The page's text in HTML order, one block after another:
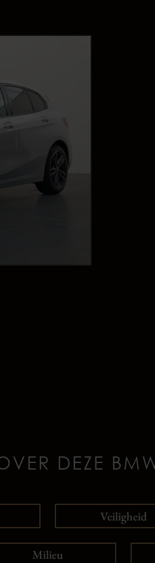
DEZE
Veiligheid
Milieu